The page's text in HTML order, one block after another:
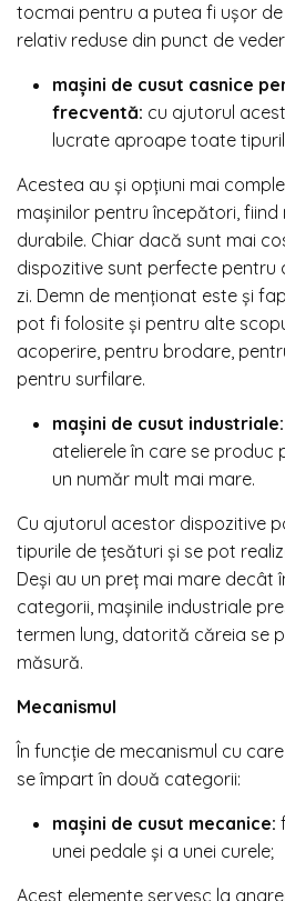
tocmai pentru a putea fi ușor
relativ reduse din punct de
mașini de cusut casnice
frecventă: cu ajutorul
lucrate aproape toate
Acestea au și opțiuni mai
mașinilor pentru începători, fiind
durabile. Chiar dacă sunt mai
dispozitive sunt perfecte pentru
zi. Demn de menționat este și
pot fi folosite și pentru alte
acoperire, pentru brodare,
pentru surfilare.
mașini de cusut industriale:
atelierele în care se produc
un număr mult mai mare.
Cu ajutorul acestor dispozitive
tipurile de țesături și se pot
Deși au un preț mai mare decât
categorii, mașinile industriale
termen lung, datorită căreia se
măsură.
Mecanismul
În funcție de mecanismul cu
se împart în două categorii:
mașini de cusut mecanice:
unei pedale și a unei curele;
Acest elemente servesc la